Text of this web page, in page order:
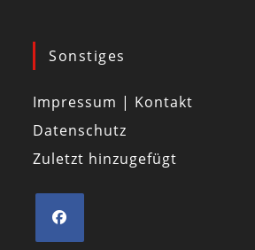
Sonstiges
Impressum | Kontakt
Datenschutz
Zuletzt hinzugefügt